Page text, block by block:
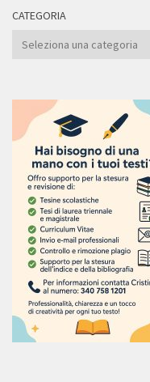
CATEGORIA
Categoria